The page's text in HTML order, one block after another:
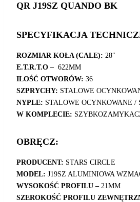
QR J19SZ QUANDO BK
SPECYFIKACJA
ROZMIAR KOŁA (CALE): 28″
E.T.R.T.O – 622MM
ILOŚĆ OTWORÓW: 36
SZPRYCHY: STALOWE
NYPLE: STALOWE OCYNKOWANE /
W KOMPLECIE:
OBRĘCZ:
PRODUCENT: STARS CIRCLE
MODEL: J19SZ ALUMINIOWA
WYSOKOŚĆ PROFILU – 21MM
SZEROKOŚĆ PROFILU